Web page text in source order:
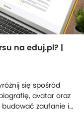
na eduj.pl? |
się spośród
avatar oraz
budować zaufanie i